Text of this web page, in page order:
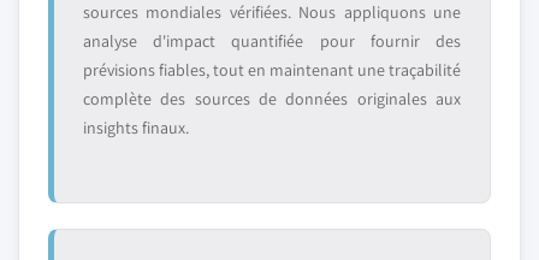
sources mondiales vérifiées. Nous appliquons une
analyse d'impact quantifiée pour fournir des
prévisions fiables, tout en maintenant une traçabilité
complète des sources de données originales aux
insights finaux.